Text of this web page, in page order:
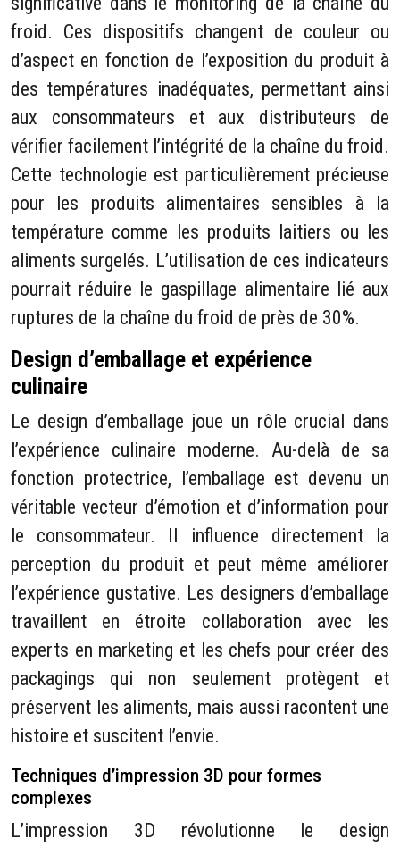
froid. Ces dispositifs changent de couleur ou
d’aspect en fonction de l’exposition du produit à
des températures inadéquates, permettant ainsi
aux consommateurs et aux distributeurs de
vérifier facilement l’intégrité de la chaîne du froid.
Cette technologie est particulièrement précieuse
pour les produits alimentaires sensibles à la
température comme les produits laitiers ou les
aliments surgelés. L’utilisation de ces indicateurs
pourrait réduire le gaspillage alimentaire lié aux
ruptures de la chaîne du froid de près de 30%.
Design d’emballage et expérience
culinaire
Le design d’emballage joue un rôle crucial dans
l’expérience culinaire moderne. Au-delà de sa
fonction protectrice, l’emballage est devenu un
véritable vecteur d’émotion et d’information pour
le consommateur. Il influence directement la
perception du produit et peut même améliorer
l’expérience gustative. Les designers d’emballage
travaillent en étroite collaboration avec les
experts en marketing et les chefs pour créer des
packagings qui non seulement protègent et
préservent les aliments, mais aussi racontent une
histoire et suscitent l’envie.
Techniques d’impression 3D pour formes
complexes
L’impression 3D révolutionne le design